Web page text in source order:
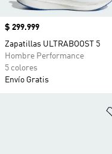
Precio
$ 299.999
Zapatillas ULTRABOOST 5
Hombre Performance
5 colores
Envío Gratis